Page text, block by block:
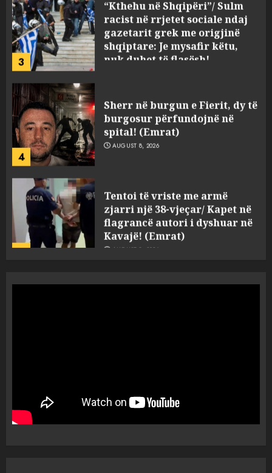
3
racist në rrjetet sociale ndaj
gazetarit grek me origjinë
shqiptare: Je mysafir këtu,
nuk duhet të flasësh!
AUGUST 8, 2026
4
burgosur përfundojnë në
spital! (Emrat)
AUGUST 8, 2026
5
zjarri një 38-vjeçar/ Kapet në
flagrancë autori i dyshuar në
Kavajë! (Emrat)
AUGUST 8, 2026
2
paralajmëron Instituti i
Gjeoshkencave, temperaturat
deri në 39°C